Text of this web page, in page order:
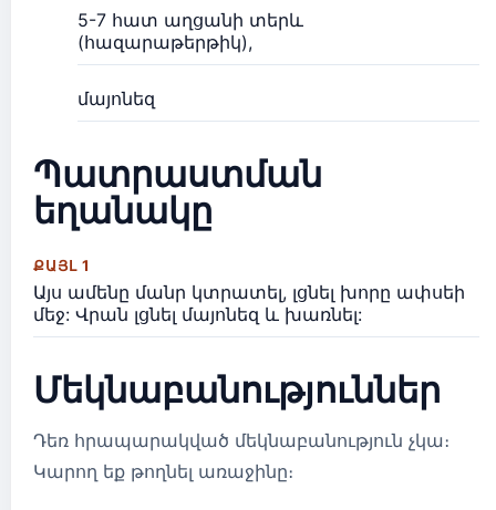
5-7 հատ աղցանի տերև
(հազարաթերթիկ),
մայոնեզ
Պատրաստման
եղանակը
ՔԱՅԼ 1
Այս ամենը մանր կտրատել, լցնել խորը ափսեի
մեջ: Վրան լցնել մայոնեզ և խառնել:
Մեկնաբանություններ
Դեռ հրապարակված մեկնաբանություն չկա։
Կարող եք թողնել առաջինը։